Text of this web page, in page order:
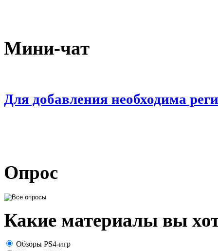
Мини-чат
Для добавления необходима
Опрос
Какие материалы вы
Обзоры PS4-игр